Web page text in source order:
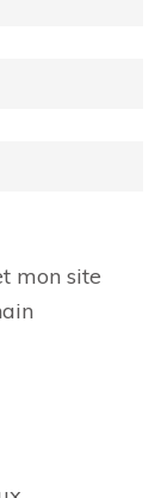
mon site